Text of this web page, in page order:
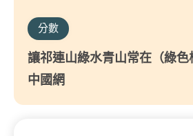
分數
讓祁連山綠水青山常在（綠
中國網